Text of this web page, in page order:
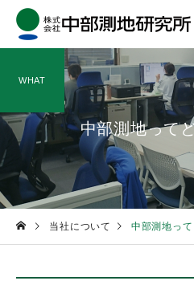
地質調査・地盤調査
中部測地って
WHAT
当社について 中部測地っ